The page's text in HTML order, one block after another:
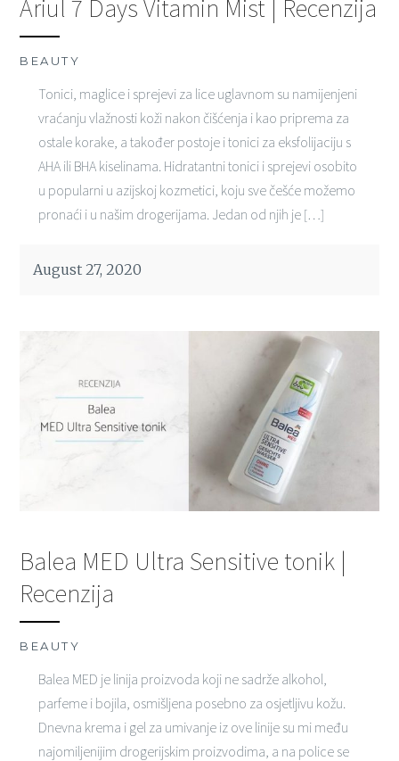
Ariul 7 Days Vitamin Mist | Recenzija
BEAUTY
Tonici, maglice i sprejevi za lice uglavnom su namijenjeni
vraćanju vlažnosti koži nakon čišćenja i kao priprema za
ostale korake, a također postoje i tonici za eksfolijaciju s
AHA ili BHA kiselinama. Hidratantni tonici i sprejevi osobito
u popularni u azijskoj kozmetici, koju sve češće možemo
pronaći i u našim drogerijama. Jedan od njih je […]
August 27, 2020
Balea MED Ultra Sensitive tonik |
Recenzija
BEAUTY
Balea MED je linija proizvoda koji ne sadrže alkohol,
parfeme i bojila, osmišljena posebno za osjetljivu kožu.
Dnevna krema i gel za umivanje iz ove linije su mi među
najomiljenijim drogerijskim proizvodima, a na police se